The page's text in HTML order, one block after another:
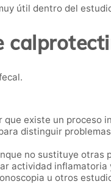
útil dentro del
que existe un proceso
distinguir
no sustituye otras
actividad
u otros